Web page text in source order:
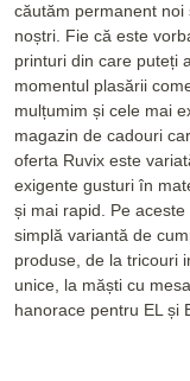
căutăm permanent noi
noștri. Fie că este
printuri din care puteți
momentul plasării
mulțumim și cele mai
magazin de cadouri
oferta Ruvix este
exigente gusturi în
și mai rapid. Pe
simplă variantă de
produse, de la tricouri
unice, la măști cu
hanorace pentru EL și